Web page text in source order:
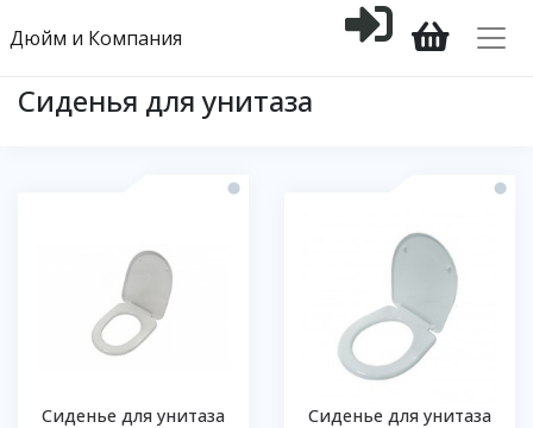
Дюйм и Компания
Сиденья для унитаза
Сиденье для унитаза
Сиденье для унитаза